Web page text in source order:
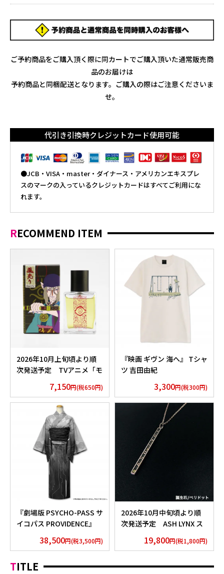
ご予約商品をご購入頂く際に同カートでご購入頂いた通常販売商
品のお届けは
予約商品と同梱配送となります。ご購入の際はご注意くださいま
せ。
代引き引換時クレジットカード使用可能
●JCB・VISA・master・ダイナース・アメリカンエキスプレ
スのマークの入っているクレジットカードはすべてご利用にな
れます。
RECOMMEND ITEM
2026年10月上旬頃より順
次発送予定 TVアニメ「モ
7,150円(税650円)
『映画 ギヴン 海へ』 Tシャ
ツ 吉田由紀
3,300円(税300円)
『劇場版 PSYCHO-PASS サ
イコパス PROVIDENCE』
38,500円(税3,500円)
2026年10月中旬頃より順
次発送予定 ASH LYNX ス
Silver925×Peridot ver.
19,800円(税1,800円)
TITLE